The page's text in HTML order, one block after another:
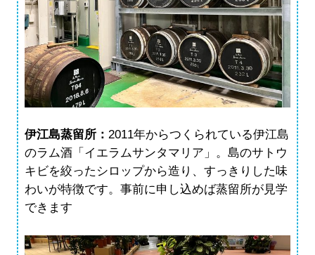
伊江島蒸留所：2011年からつくられている伊江島
のラム酒「イエラムサンタマリア」。島のサトウ
キビを絞ったシロップから造り、すっきりした味
わいが特徴です。事前に申し込めば蒸留所が見学
できます